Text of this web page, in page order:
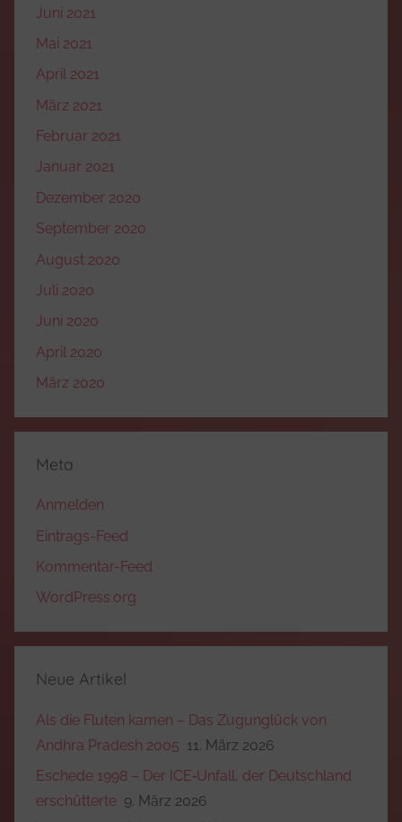
Juni 2021
Mai 2021
April 2021
März 2021
Februar 2021
Januar 2021
Dezember 2020
September 2020
August 2020
Juli 2020
Juni 2020
April 2020
März 2020
Meta
Anmelden
Eintrags-Feed
Kommentar-Feed
WordPress.org
Neue Artikel
Als die Fluten kamen – Das Zugunglück von
Andhra Pradesh 2005 11. März 2026
Eschede 1998 – Der ICE‑Unfall, der Deutschland
erschütterte 9. März 2026